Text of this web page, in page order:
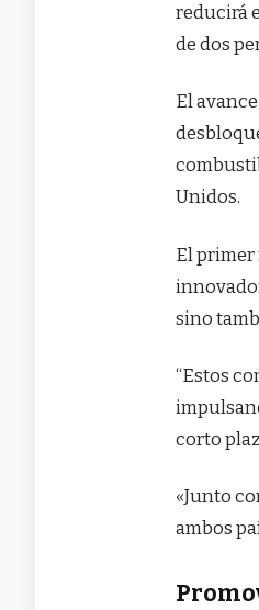
reducirá
de dos
El
Unidos.
El primer
sino
“Estos
corto
«Junto
ambos